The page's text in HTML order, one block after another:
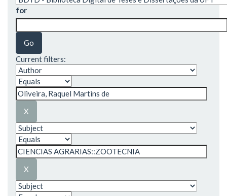
for
Current filters: